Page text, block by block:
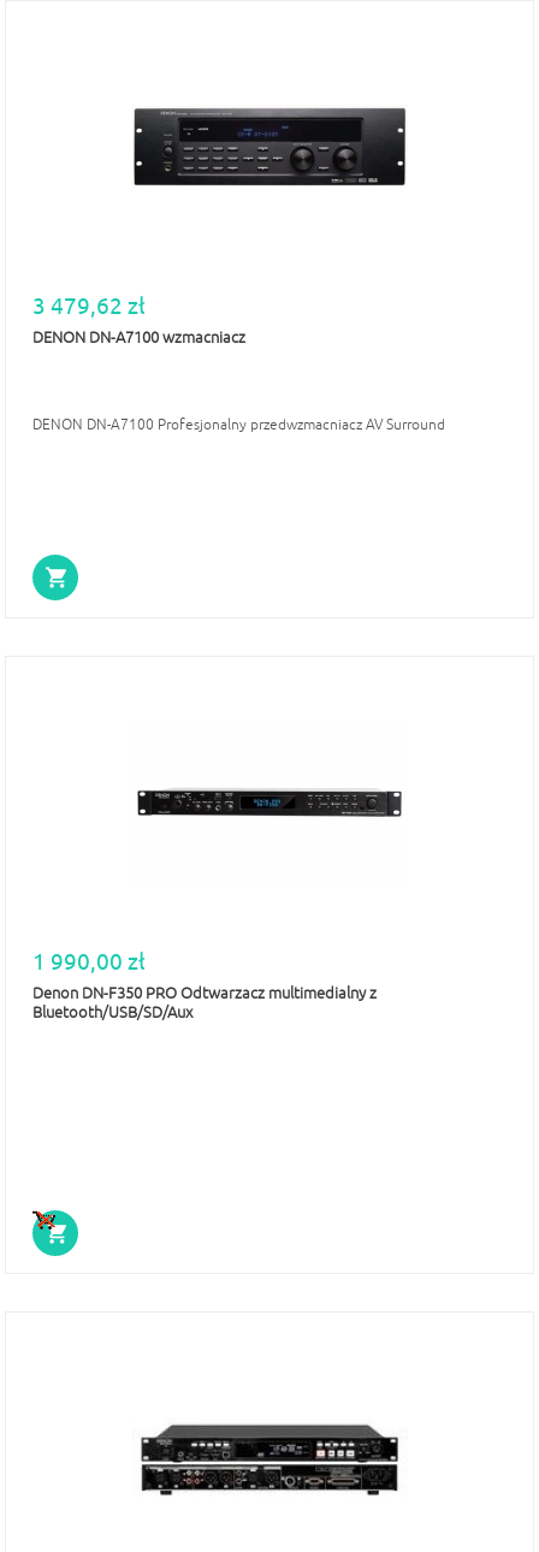
3 479,62 zł
DENON DN-A7100 wzmacniacz
DENON DN-A7100 Profesjonalny przedwzmacniacz AV Surround
1 990,00 zł
Denon DN-F350 PRO Odtwarzacz multimedialny z
Bluetooth/USB/SD/Aux